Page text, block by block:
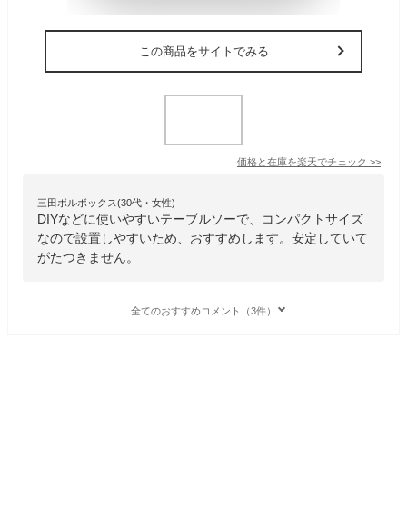
この商品をサイトでみる
価格と在庫を楽天でチェック >>
三田ボルボックス(30代・女性)
DIYなどに使いやすいテーブルソーで、コンパクトサイズ
なので設置しやすいため、おすすめします。安定していて
がたつきません。
全てのおすすめコメント（3件）